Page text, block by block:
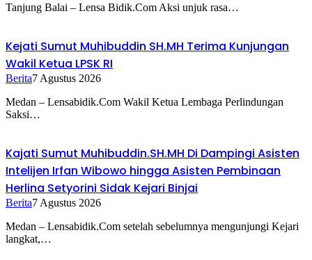
Tanjung Balai – Lensa Bidik.Com Aksi unjuk rasa…
Kejati Sumut Muhibuddin SH.MH Terima Kunjungan
Wakil Ketua LPSK RI
Berita7 Agustus 2026
Medan – Lensabidik.Com Wakil Ketua Lembaga Perlindungan
Saksi…
Kajati Sumut Muhibuddin.SH.MH Di Dampingi Asisten
Intelijen Irfan Wibowo hingga Asisten Pembinaan
Herlina Setyorini Sidak Kejari Binjai
Berita7 Agustus 2026
Medan – Lensabidik.Com setelah sebelumnya mengunjungi Kejari
langkat,…